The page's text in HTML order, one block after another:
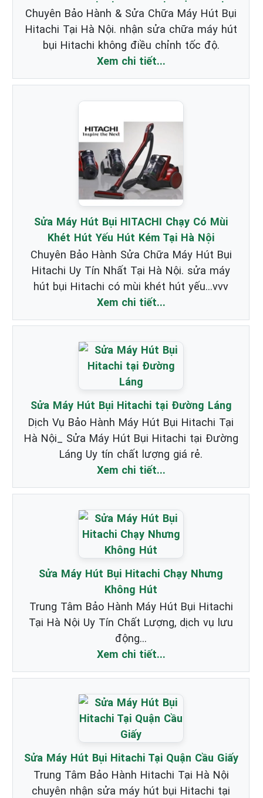
Chuyên Bảo Hành & Sửa Chữa Máy Hút Bụi
Hitachi Tại Hà Nội. nhận sửa chữa máy hút
bụi Hitachi không điều chỉnh tốc độ.
Xem chi tiết...
Sửa Máy Hút Bụi HITACHI Chạy Có Mùi
Khét Hút Yếu Hút Kém Tại Hà Nội
Chuyên Bảo Hành Sửa Chữa Máy Hút Bụi
Hitachi Uy Tín Nhất Tại Hà Nội. sửa máy
hút bụi Hitachi có mùi khét hút yếu...vvv
Xem chi tiết...
Sửa Máy Hút Bụi Hitachi tại Đường Láng
Dịch Vụ Bảo Hành Máy Hút Bụi Hitachi Tại
Hà Nội_ Sửa Máy Hút Bụi Hitachi tại Đường
Láng Uy tín chất lượng giá rẻ.
Xem chi tiết...
Sửa Máy Hút Bụi Hitachi Chạy Nhưng
Không Hút
Trung Tâm Bảo Hành Máy Hút Bụi Hitachi
Tại Hà Nội Uy Tín Chất Lượng, dịch vụ lưu
động...
Xem chi tiết...
Sửa Máy Hút Bụi Hitachi Tại Quận Cầu Giấy
Trung Tâm Bảo Hành Hitachi Tại Hà Nội
chuyên nhận sửa máy hút bụi Hitachi tại